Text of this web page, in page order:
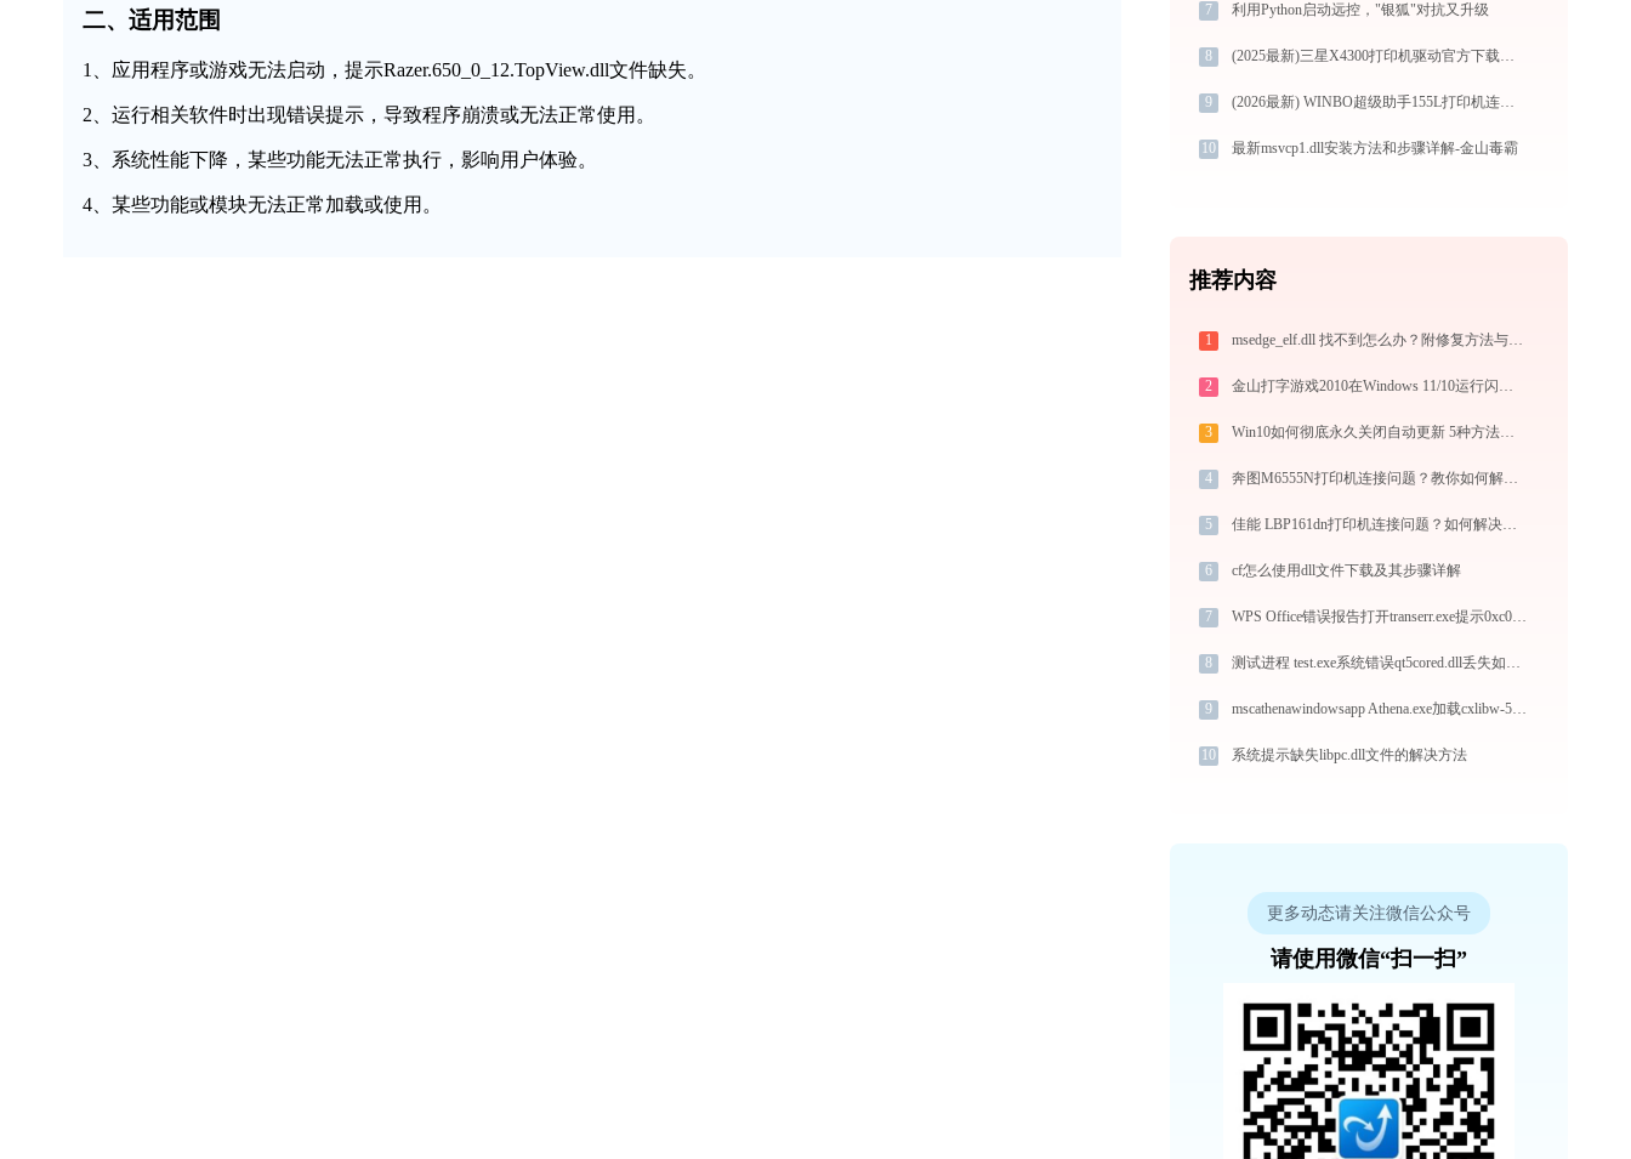
二、适用范围
1、应用程序或游戏无法启动，提示Razer.650_0_12.TopView.dll文件缺失。
2、运行相关软件时出现错误提示，导致程序崩溃或无法正常使用。
3、系统性能下降，某些功能无法正常执行，影响用户体验。
4、某些功能或模块无法正常加载或使用。
7 利用Python启动远控，"银狐"对抗又升级
8 (2025最新)三星X4300打印机驱动官方下载，兼容Win10/Win11安全安装
9 (2026最新) WINBO超级助手155L打印机连接问题解决方法 -金山毒霸
10 最新msvcp1.dll安装方法和步骤详解-金山毒霸
推荐内容
1 msedge_elf.dll 找不到怎么办？附修复方法与下载处理步骤
2 金山打字游戏2010在Windows 11/10运行闪退？官方修复教程
3 Win10如何彻底永久关闭自动更新 5种方法教你永久关闭win10自动更新
4 奔图M6555N打印机连接问题？教你如何解决 -金山毒霸
5 佳能 LBP161dn打印机连接问题？如何解决？-金山毒霸
6 cf怎么使用dll文件下载及其步骤详解
7 WPS Office错误报告打开transerr.exe提示0xc000000d错误码怎么办
8 测试进程 test.exe系统错误qt5cored.dll丢失如何解决
9 mscathenawindowsapp Athena.exe加载cxlibw-5-0.dll文件丢失处理办法
10 系统提示缺失libpc.dll文件的解决方法
更多动态请关注微信公众号
请使用微信“扫一扫”